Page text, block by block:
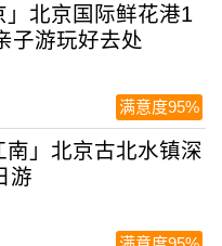
」北京国际鲜花港1
子游玩好去处
满意度95%
南」北京古北水镇深
游